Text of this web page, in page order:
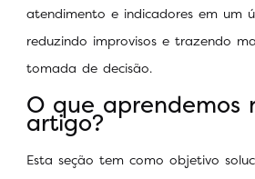
atendimento e indicadores em um
reduzindo improvisos e trazendo
tomada de decisão.
O que aprendemos
artigo?
Esta seção tem como objetivo